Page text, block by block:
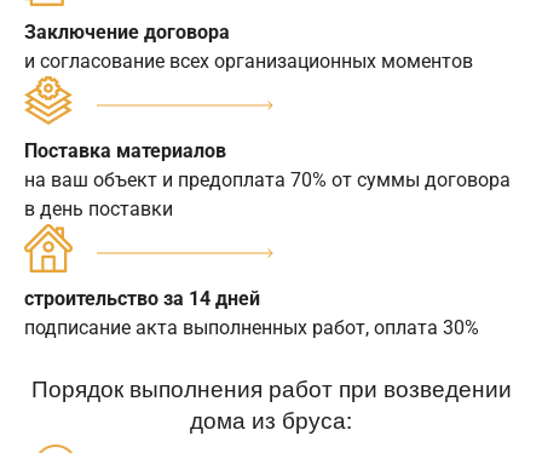
Заключение договора
и согласование всех организационных моментов
Поставка материалов
на ваш объект и предоплата 70% от суммы договора
в день поставки
строительство за 14 дней
подписание акта выполненных работ, оплата 30%
Порядок выполнения работ при возведении
дома из бруса: